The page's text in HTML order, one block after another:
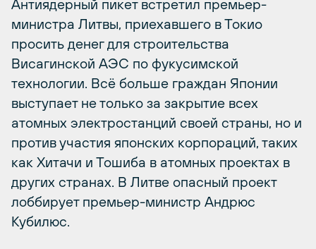
Антиядерный пикет встретил премьер-
министра Литвы, приехавшего в Токио
просить денег для строительства
Висагинской АЭС по фукусимской
технологии. Всё больше граждан Японии
выступает не только за закрытие всех
атомных электростанций своей страны, но и
против участия японских корпораций, таких
как Хитачи и Тошиба в атомных проектах в
других странах. В Литве опасный проект
лоббирует премьер-министр Андрюс
Кубилюс.